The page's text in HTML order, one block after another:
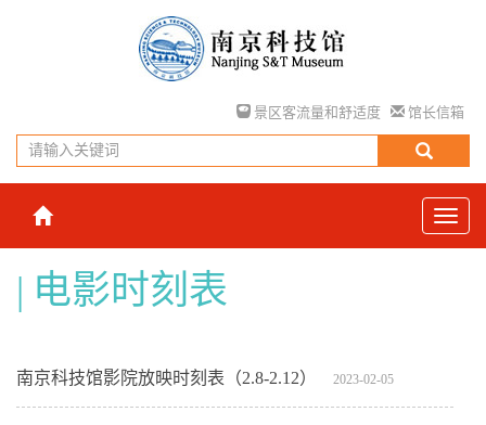
景区客流量和舒适度 馆长信箱
电影时刻表
南京科技馆影院放映时刻表（2.8-2.12） 2023-02-05